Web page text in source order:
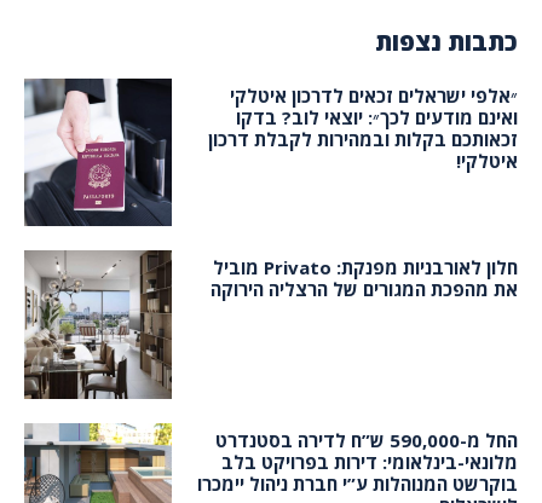
כתבות נצפות
״אלפי ישראלים זכאים לדרכון איטלקי
ואינם מודעים לכך״: יוצאי לוב? בדקו
זכאותכם בקלות ובמהירות לקבלת דרכון
איטלקי!
חלון לאורבניות מפנקת: Privato מוביל
את מהפכת המגורים של הרצליה הירוקה
החל מ-590,000 ש”ח לדירה בסטנדרט
מלונאי-בינלאומי: דירות בפרויקט בלב
בוקרשט המנוהלות ע”י חברת ניהול יימכרו